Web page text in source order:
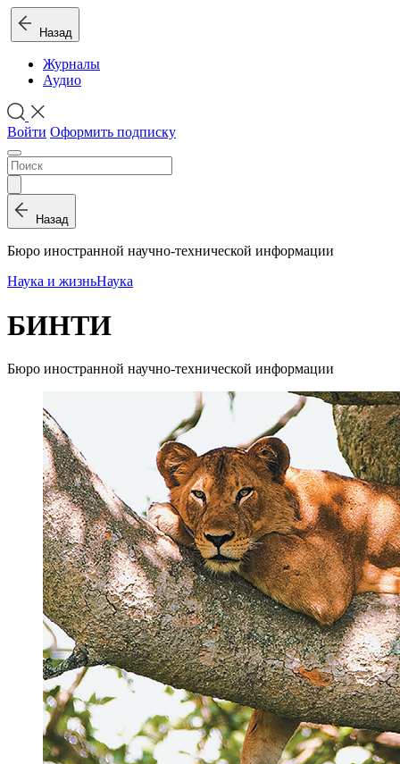
Назад
Журналы
Аудио
Войти Оформить подписку
Назад
Бюро иностранной научно-технической информации
Наука и жизньНаука
БИНТИ
Бюро иностранной научно-технической информации